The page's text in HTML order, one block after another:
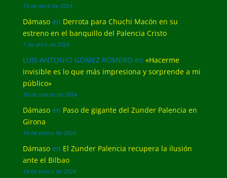
13 de abril de 2024
Dámasoen Derrota para Chuchi Macón en su
estreno en el banquillo del Palencia Cristo
7 de abril de 2024
LUIS ANTONIO GÓMEZ ROMERO en «Hacerme
invisible es lo que más impresiona y sorprende a mi
público»
20 de marzo de 2024
Dámasoen Paso de gigante del Zunder Palencia en
Girona
14 de enero de 2024
Dámasoen El Zunder Palencia recupera la ilusión
ante el Bilbao
14 de enero de 2024